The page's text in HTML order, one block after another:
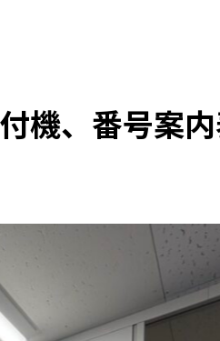
機、番号案